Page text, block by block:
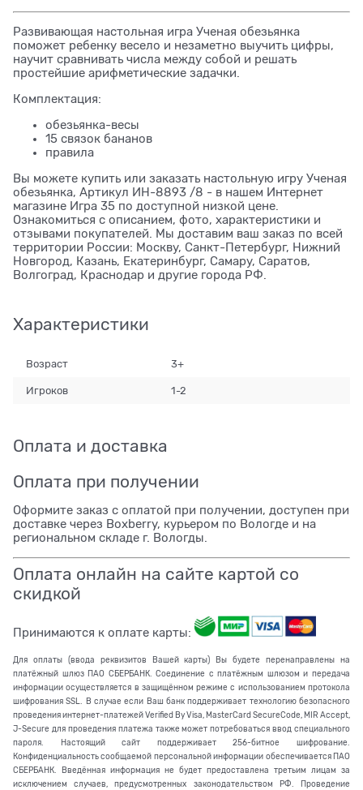
Развивающая настольная игра Ученая обезьянка
поможет ребенку весело и незаметно выучить цифры,
научит сравнивать числа между собой и решать
простейшие арифметические задачки.
Комплектация:
обезьянка-весы
15 связок бананов
правила
Вы можете купить или заказать настольную игру Ученая
обезьянка, Артикул ИН-8893 /8 - в нашем Интернет
магазине Игра 35 по доступной низкой цене.
Ознакомиться с описанием, фото, характеристики и
отзывами покупателей. Мы доставим ваш заказ по всей
территории России: Москву, Санкт-Петербург, Нижний
Новгород, Казань, Екатеринбург, Самару, Саратов,
Волгоград, Краснодар и другие города РФ.
Характеристики
Возраст 3+
Игроков 1-2
Оплата и доставка
Оплата при получении
Оформите заказ с оплатой при получении, доступен при
доставке через Boxberry, курьером по Вологде и на
региональном складе г. Вологды.
Оплата онлайн на сайте картой со
скидкой
Принимаются к оплате карты:
Для оплаты (ввода реквизитов Вашей карты) Вы будете перенаправлены на
платёжный шлюз ПАО СБЕРБАНК. Соединение с платёжным шлюзом и передача
информации осуществляется в защищённом режиме с использованием протокола
шифрования SSL. В случае если Ваш банк поддерживает технологию безопасного
проведения интернет-платежей Verified By Visa, MasterCard SecureCode, MIR Accept,
J-Secure для проведения платежа также может потребоваться ввод специального
пароля. Настоящий сайт поддерживает 256-битное шифрование.
Конфиденциальность сообщаемой персональной информации обеспечивается ПАО
СБЕРБАНК. Введённая информация не будет предоставлена третьим лицам за
исключением случаев, предусмотренных законодательством РФ. Проведение